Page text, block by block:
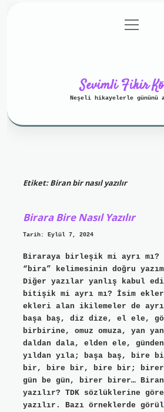
Gizlilik
menüyü
aç
Sevimli Fikir
Neşeli hikayelerle gününü
Etiket:Biran bir nasıl yazılır
Birara Bire Nasıl Yazılır
Tarih: Eylül 7, 2024
Biraraya birleşik mi ayrı mı?
“bira” kelimesinin doğru
Diğer yazılar yanlış kabul
bitişik mi ayrı mı? İsim
ekleri alan ikilemeler de
başa baş, diz dize, el ele,
birbirine, omuz omuza, yan
daldan dala, elden ele,
yıldan yıla; başa baş, bire
bir, bire bir, bire bir; birer
gün be gün, birer birer…
yazılır? TDK sözlüklerine
yazılır. Bazı örneklerde